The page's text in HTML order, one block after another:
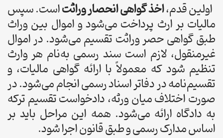
اولین قدم،اخذ گواهی انحصار وراثتاست. سپس
مالیات بر ارث پرداخت می‌شود و اموال بین وراث
طبق گواهی حصر وراثت تقسیم می‌شود. در اموال
غیرمنقول، لازم است سند رسمی به‌نام هر وارث
تنظیم شود که معمولاً با ارائه گواهی مالیات، و
تقسیم‌نامه در دفاتر اسناد رسمی انجام می‌شود. در
صورت اختلاف میان ورثه، دادخواست تقسیم ترکه
به دادگاه ارائه می‌شود. همه این مراحل باید بر
اساس مدارک رسمی و طبق قانون اجرا شود.